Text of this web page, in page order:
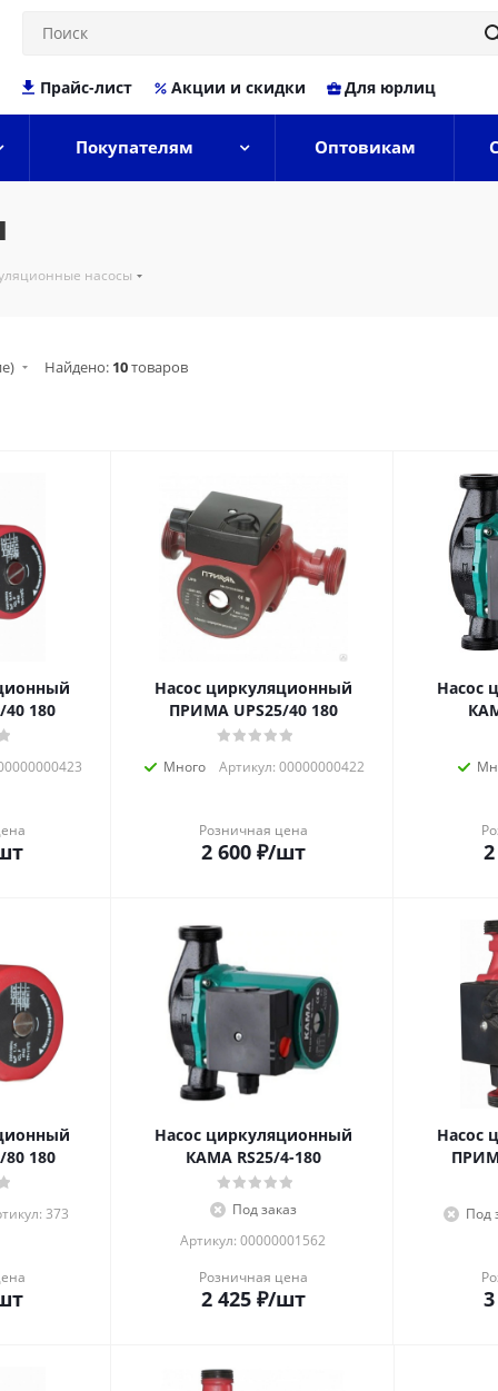
Прайс-лист Акции и скидки Для юрлиц
Покупателям Оптовикам
насосы
Найдено: 10товаров
180
Насос циркуляционный
ПРИМА UPS25/40 180
Много Артикул: 00000000422
Розничная цена
2 600₽/шт
Насос
180
373
Насос циркуляционный
КАМА RS25/4-180
Под заказ
Артикул: 00000001562
Розничная цена
2 425₽/шт
Насос
Под